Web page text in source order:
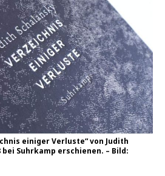
einiger Verluste“ von Judith
bei Suhrkamp erschienen. – Bild: